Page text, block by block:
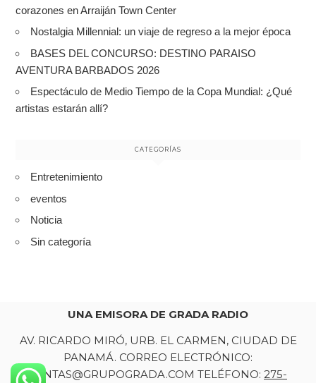
corazones en Arraiján Town Center
Nostalgia Millennial: un viaje de regreso a la mejor época
BASES DEL CONCURSO: DESTINO PARAISO
AVENTURA BARBADOS 2026
Espectáculo de Medio Tiempo de la Copa Mundial: ¿Qué
artistas estarán allí?
CATEGORÍAS
Entretenimiento
eventos
Noticia
Sin categoría
UNA EMISORA DE GRADA RADIO
AV. RICARDO MIRÓ, URB. EL CARMEN, CIUDAD DE
PANAMÁ. CORREO ELECTRÓNICO:
VENTAS@GRUPOGRADA.COM TELÉFONO: 275-